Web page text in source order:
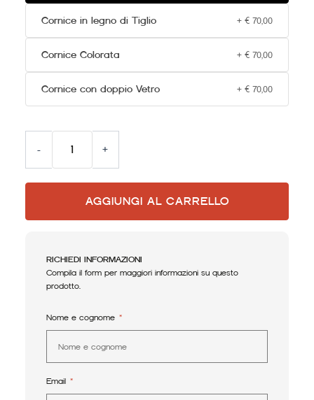
Cornice in legno di Tiglio +€ 70,00
Cornice Colorata +€ 70,00
Cornice con doppio Vetro +€ 70,00
- +
AGGIUNGI AL CARRELLO
Alternative:
RICHIEDI INFORMAZIONI
Compila il form per maggiori informazioni su questo
prodotto.
Nome e cognome
Email